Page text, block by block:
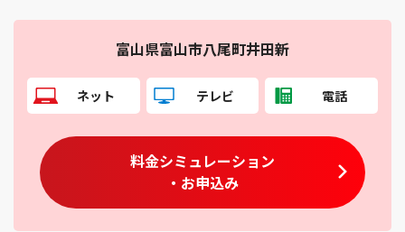
富山県富山市八尾町井田新
ネット テレビ 電話
料金シミュレーション
・お申込み